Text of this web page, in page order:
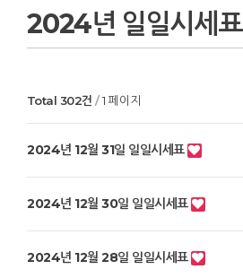
2024년 일일시세표
Total 302건 1 페이지
2024년 12월 31일 일일시세표
2024년 12월 30일 일일시세표
2024년 12월 28일 일일시세표